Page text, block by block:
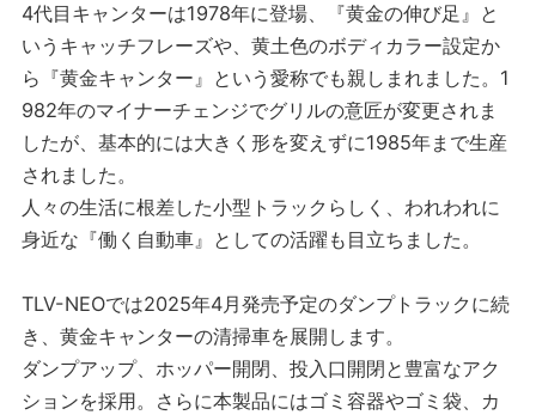
4代目キャンターは1978年に登場、『黄金の伸び足』と
いうキャッチフレーズや、黄土色のボディカラー設定か
ら『黄金キャンター』という愛称でも親しまれました。1
982年のマイナーチェンジでグリルの意匠が変更されま
したが、基本的には大きく形を変えずに1985年まで生産
されました。
人々の生活に根差した小型トラックらしく、われわれに
身近な『働く自動車』としての活躍も目立ちました。
TLV-NEOでは2025年4月発売予定のダンプトラックに続
き、黄金キャンターの清掃車を展開します。
ダンプアップ、ホッパー開閉、投入口開閉と豊富なアク
ションを採用。さらに本製品にはゴミ容器やゴミ袋、カ